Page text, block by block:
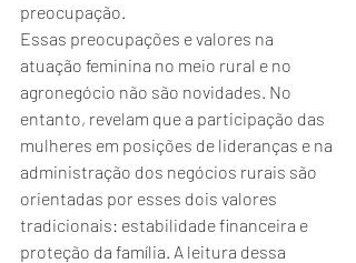
preocupação.
Essas preocupações e valores na
atuação feminina no meio rural e no
agronegócio não são novidades. No
entanto, revelam que a participação das
mulheres em posições de lideranças e na
administração dos negócios rurais são
orientadas por esses dois valores
tradicionais: estabilidade financeira e
proteção da família. A leitura dessa